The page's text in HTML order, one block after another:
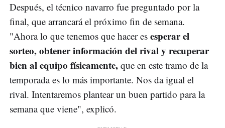
Después, el técnico navarro fue preguntado por la
final, que arrancará el próximo fin de semana.
"Ahora lo que tenemos que hacer es esperar el
sorteo, obtener información del rival y recuperar
bien al equipo físicamente, que en este tramo de la
temporada es lo más importante. Nos da igual el
rival. Intentaremos plantear un buen partido para la
semana que viene", explicó.